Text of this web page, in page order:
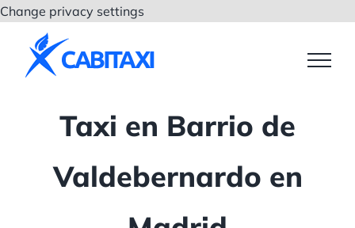
Change privacy settings
contenido
Taxi en Barrio de
Valdebernardo en